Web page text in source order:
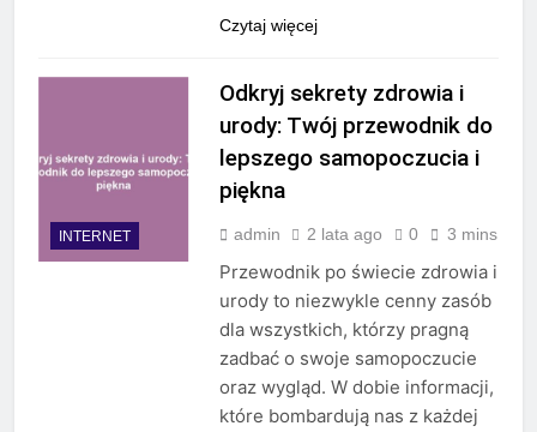
Czytaj więcej
INTERNET
Odkryj sekrety zdrowia i
urody: Twój przewodnik do
lepszego samopoczucia i
piękna
admin 2 lata ago 0 3 mins
Przewodnik po świecie zdrowia i
urody to niezwykle cenny zasób
dla wszystkich, którzy pragną
zadbać o swoje samopoczucie
oraz wygląd. W dobie informacji,
które bombardują nas z każdej